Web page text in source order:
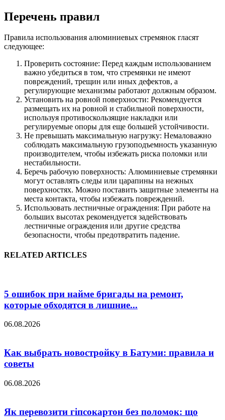
Перечень правил
Правила использования алюминиевых стремянок гласят
следующее:
Проверить состояние: Перед каждым использованием
важно убедиться в том, что стремянки не имеют
повреждений, трещин или иных дефектов, а
регулирующие механизмы работают должным образом.
Установить на ровной поверхности: Рекомендуется
размещать их на ровной и стабильной поверхности,
используя противоскользящие накладки или
регулируемые опоры для еще большей устойчивости.
Не превышать максимальную нагрузку: Немаловажно
соблюдать максимальную грузоподъемность указанную
производителем, чтобы избежать риска поломки или
нестабильности.
Беречь рабочую поверхность: Алюминиевые стремянки
могут оставлять следы или царапины на нежных
поверхностях. Можно поставить защитные элементы на
места контакта, чтобы избежать повреждений.
Использовать лестничные ограждения: При работе на
больших высотах рекомендуется задействовать
лестничные ограждения или другие средства
безопасности, чтобы предотвратить падение.
RELATED ARTICLES
5 ошибок при найме бригады на ремонт,
которые обходятся в лишние...
06.08.2026
Как выбрать новостройку в Батуми: правила и
советы
06.08.2026
Як перевозити гіпсокартон без поломок: що